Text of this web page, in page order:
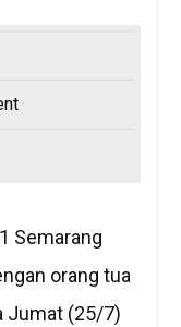
Semarang
orang tua
Jumat (25/7)